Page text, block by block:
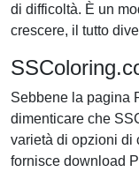
di difficoltà. È un
crescere, il tutto
Sebbene la pagina
dimenticare che
varietà di opzioni di
fornisce download